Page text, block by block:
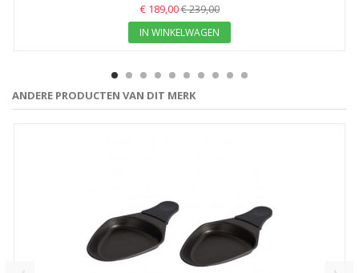
€ 189,00€ 239,00
IN WINKELWAGEN
ANDERE PRODUCTEN VAN DIT MERK